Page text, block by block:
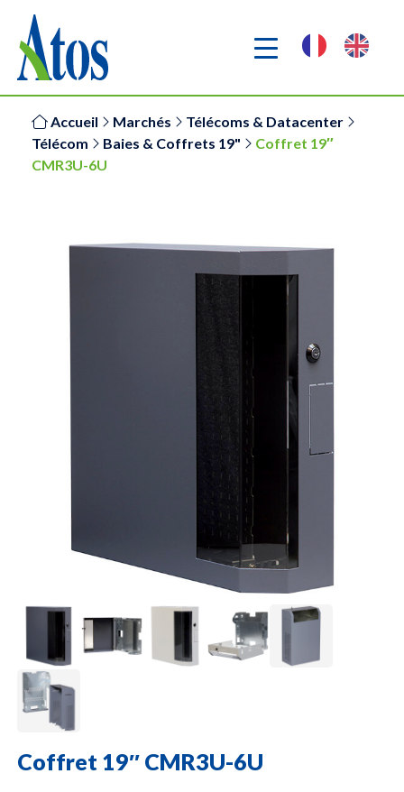
Accueil Marchés
Télécoms & Datacenter
Télécom
Baies & Coffrets 19"
Coffret 19″
CMR3U-6U
Coffret 19″ CMR3U-6U